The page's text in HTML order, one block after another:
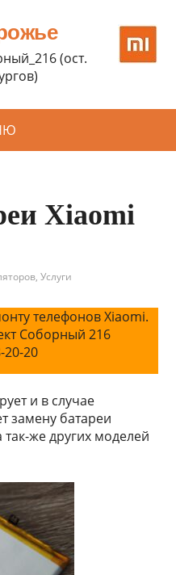
(ост.
Xiaomi
,Услуги
телефонов Xiaomi.
Соборный 216
20-20
и в случае
замену батареи
так-же других моделей